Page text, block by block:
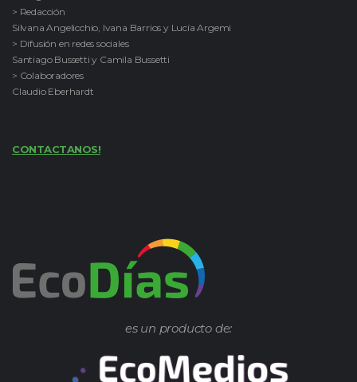
> Redacción
Silvana Angelicchio, Ivana Barrios y Lucía Argemi
> Difusión en redes sociales
Santiago Bussetti y Camila Bussetti
> Colaboradores
Claudio Eberhardt
CONTACTANOS!
es un producto de: